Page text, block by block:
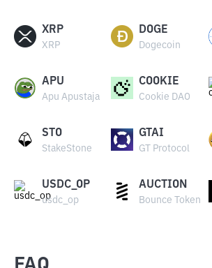
XRP
XRP
DOGE
Dogecoin
APU
Apu Apustaja
COOKIE
Cookie DAO
STO
StakeStone
GTAI
GT Protocol
USDC_OP
usdc_op
AUCTION
Bounce Token